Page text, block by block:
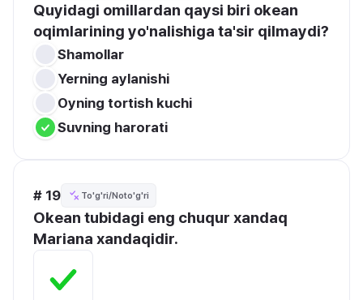
Quyidagi omillardan qaysi biri okean
oqimlarining yo'nalishiga ta'sir qilmaydi?
Shamollar
Yerning aylanishi
Oyning tortish kuchi
Suvning harorati
# 19 To'g'ri/Noto'g'ri
Okean tubidagi eng chuqur xandaq
Mariana xandaqidir.